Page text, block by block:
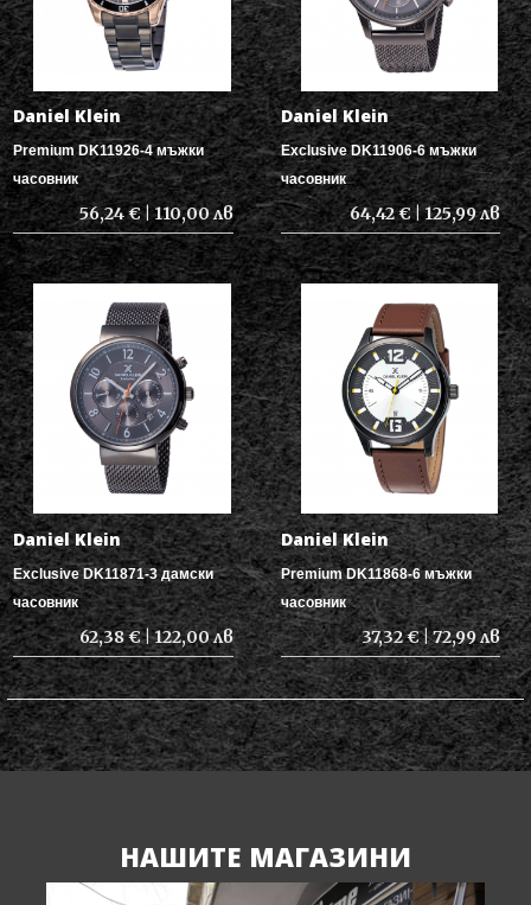
Daniel Klein
Premium DK11926-4 мъжки
часовник
56,24 € | 110,00 лв
Daniel Klein
Exclusive DK11906-6 мъжки
часовник
64,42 € | 125,99 лв
Daniel Klein
Exclusive DK11871-3 дамски
часовник
62,38 € | 122,00 лв
Daniel Klein
Premium DK11868-6 мъжки
часовник
37,32 € | 72,99 лв
НАШИТЕ МАГАЗИНИ